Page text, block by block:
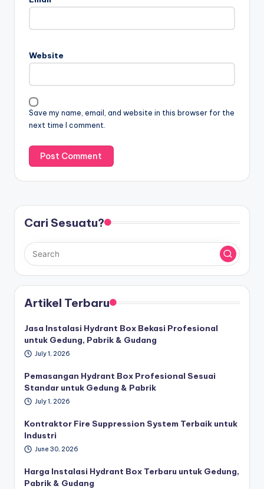
Website
Save my name, email, and website in this browser for the
next time I comment.
Cari Sesuatu?
Artikel Terbaru
Jasa Instalasi Hydrant Box Bekasi Profesional
untuk Gedung, Pabrik & Gudang
July 1, 2026
Pemasangan Hydrant Box Profesional Sesuai
Standar untuk Gedung & Pabrik
July 1, 2026
Kontraktor Fire Suppression System Terbaik untuk
Industri
June 30, 2026
Harga Instalasi Hydrant Box Terbaru untuk Gedung,
Pabrik & Gudang